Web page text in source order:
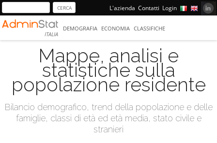
L'azienda Contatti Login
ITALIA
DEMOGRAFIA ECONOMIA CLASSIFICHE
Mappe, analisi e
statistiche sulla
popolazione residente
Bilancio demografico, trend della popolazione e delle
famiglie, classi di età ed età media, stato civile e
stranieri